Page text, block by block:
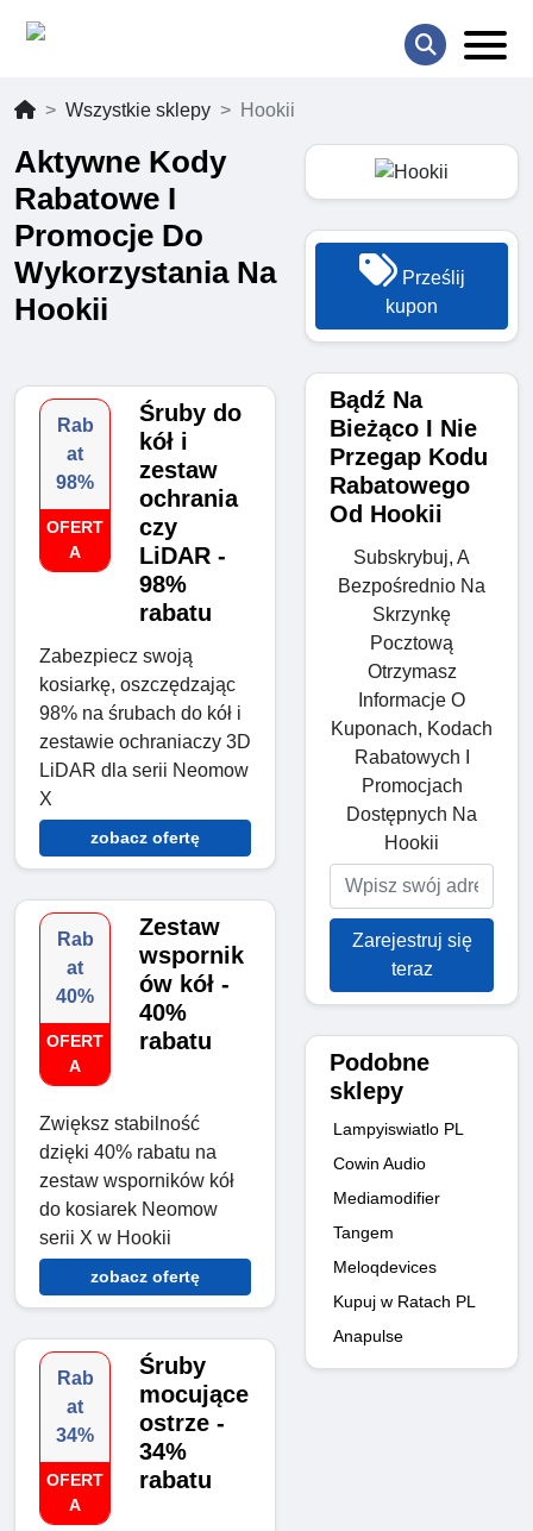
Wszystkie sklepy Hookii
Aktywne Kody
Rabatowe I
Promocje Do
Wykorzystania Na
Hookii
Rab
at
98%
OFERT
A
Śruby do
kół i
zestaw
ochrania
czy
LiDAR -
98%
rabatu
Zabezpiecz swoją
kosiarkę, oszczędzając
98% na śrubach do kół i
zestawie ochraniaczy 3D
LiDAR dla serii Neomow
X
zobacz ofertę
Rab
at
40%
OFERT
A
Zestaw
wspornik
ów kół -
40%
rabatu
Zwiększ stabilność
dzięki 40% rabatu na
zestaw wsporników kół
do kosiarek Neomow
serii X w Hookii
zobacz ofertę
Rab
at
34%
OFERT
A
Śruby
mocujące
ostrze -
34%
rabatu
Prześlij
kupon
Bądź Na
Bieżąco I Nie
Przegap Kodu
Rabatowego
Od Hookii
Subskrybuj, A
Bezpośrednio Na
Skrzynkę
Pocztową
Otrzymasz
Informacje O
Kuponach, Kodach
Rabatowych I
Promocjach
Dostępnych Na
Hookii
Zarejestruj się
teraz
Podobne
sklepy
Lampyiswiatlo PL
Cowin Audio
Mediamodifier
Tangem
Meloqdevices
Kupuj w Ratach PL
Anapulse